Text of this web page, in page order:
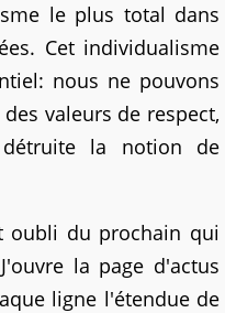
le plus total dans
Cet individualisme
nous ne pouvons
valeurs de respect,
la notion de
oubli du prochain qui
la page d'actus
ligne l'étendue de